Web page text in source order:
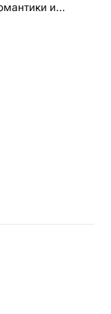
и
текстуру и
десерт станет
необычных